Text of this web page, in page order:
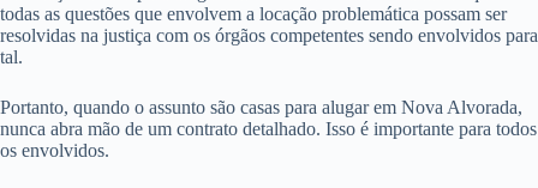
todas as questões que envolvem a locação problemática possam ser
resolvidas na justiça com os órgãos competentes sendo envolvidos para
tal.
Portanto, quando o assunto são casas para alugar em Nova Alvorada,
nunca abra mão de um contrato detalhado. Isso é importante para todos
os envolvidos.